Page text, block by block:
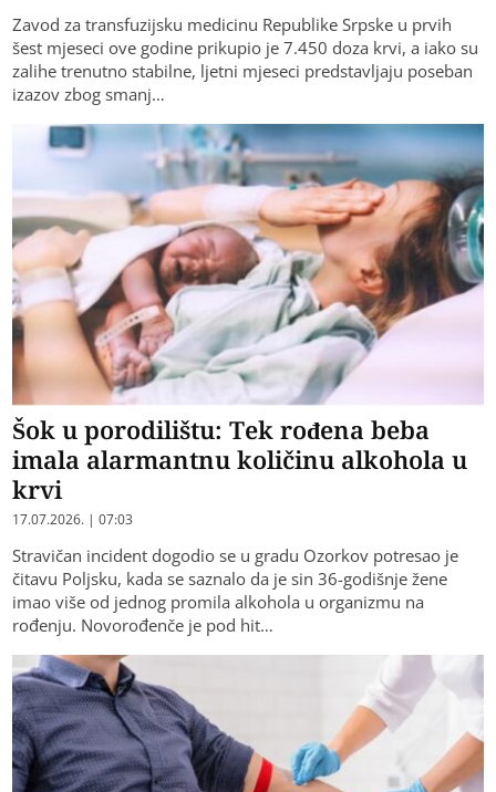
Zavod za transfuzijsku medicinu Republike Srpske u prvih
šest mjeseci ove godine prikupio je 7.450 doza krvi, a iako su
zalihe trenutno stabilne, ljetni mjeseci predstavljaju poseban
izazov zbog smanj…
Šok u porodilištu: Tek rođena beba
imala alarmantnu količinu alkohola u
krvi
17.07.2026. | 07:03
Stravičan incident dogodio se u gradu Ozorkov potresao je
čitavu Poljsku, kada se saznalo da je sin 36-godišnje žene
imao više od jednog promila alkohola u organizmu na
rođenju. Novorođenče je pod hit…